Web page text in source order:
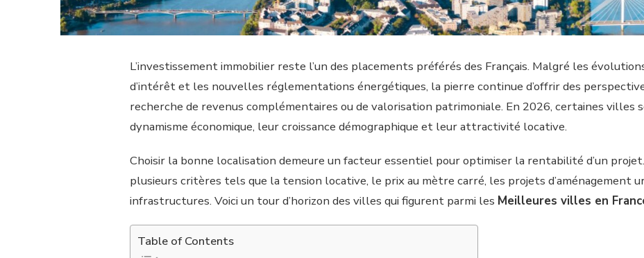
L’investissement immobilier reste l’un des placements préférés des Français. Malgré les
d’intérêt et les nouvelles réglementations énergétiques, la pierre continue d’offrir des
recherche de revenus complémentaires ou de valorisation patrimoniale. En 2026, certaines
dynamisme économique, leur croissance démographique et leur attractivité locative.
Choisir la bonne localisation demeure un facteur essentiel pour optimiser la rentabilité d’un
plusieurs critères tels que la tension locative, le prix au mètre carré, les projets d’aménagement
infrastructures. Voici un tour d’horizon des villes qui figurent parmi les Meilleures villes en
Table of Contents